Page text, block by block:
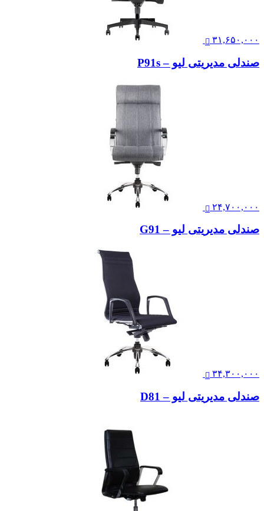
۳۱,۶۵۰,۰۰۰
صندلی مدیریتی لیو – P91s
۲۴,۷۰۰,۰۰۰
صندلی مدیریتی لیو – G91
۳۴,۳۰۰,۰۰۰
صندلی مدیریتی لیو – D81